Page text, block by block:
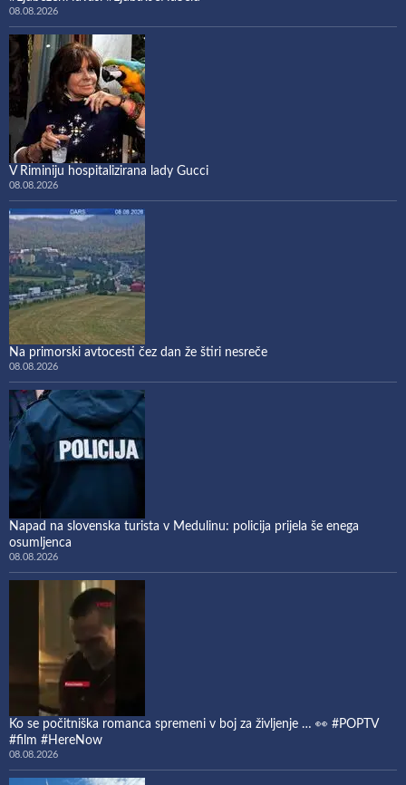
08.08.2026
V Riminiju hospitalizirana lady Gucci
08.08.2026
Na primorski avtocesti čez dan že štiri nesreče
08.08.2026
Napad na slovenska turista v Medulinu: policija prijela še enega
osumljenca
08.08.2026
Ko se počitniška romanca spremeni v boj za življenje … 👀 #POPTV
#film #HereNow
08.08.2026